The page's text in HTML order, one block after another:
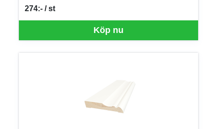
Köp nu
274:- / st
SEK per ST